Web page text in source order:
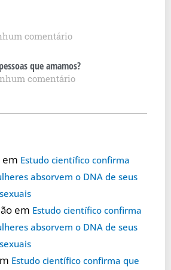
comentário
que amamos?
comentário
em Estudo científico confirma
absorvem o DNA de seus
em Estudo científico confirma
absorvem o DNA de seus
Estudo científico confirma que